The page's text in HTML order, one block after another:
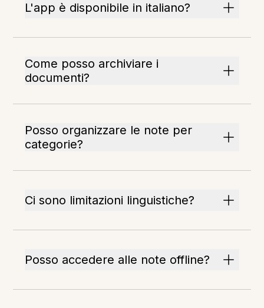
L'app è disponibile in italiano?
Come posso archiviare i
documenti?
Posso organizzare le note per
categorie?
Ci sono limitazioni linguistiche?
Posso accedere alle note offline?